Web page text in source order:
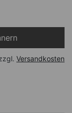
Versandkosten